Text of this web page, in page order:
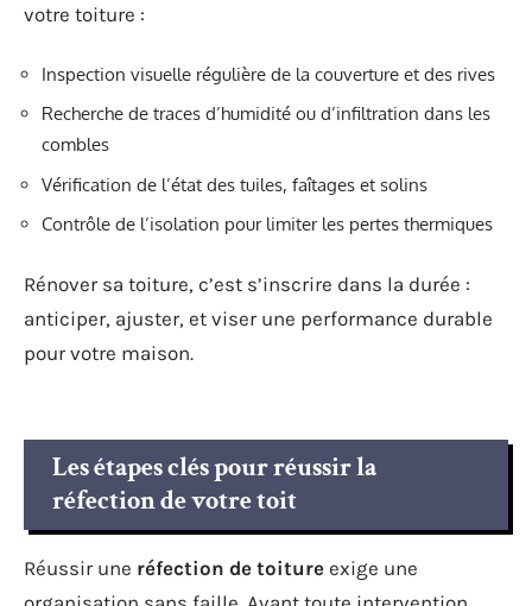
votre toiture :
Inspection visuelle régulière de la couverture et des rives
Recherche de traces d’humidité ou d’infiltration dans les
combles
Vérification de l’état des tuiles, faîtages et solins
Contrôle de l’isolation pour limiter les pertes thermiques
Rénover sa toiture, c’est s’inscrire dans la durée :
anticiper, ajuster, et viser une performance durable
pour votre maison.
Les étapes clés pour réussir la
réfection de votre toit
Réussir une réfection de toiture exige une